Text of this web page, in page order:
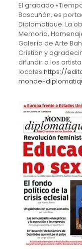
El grabado
Bascuñán, es
Diplomatique. La
Memoria,
Galería de Arte
Cristian y
difundir a los
locales.https://
monde-